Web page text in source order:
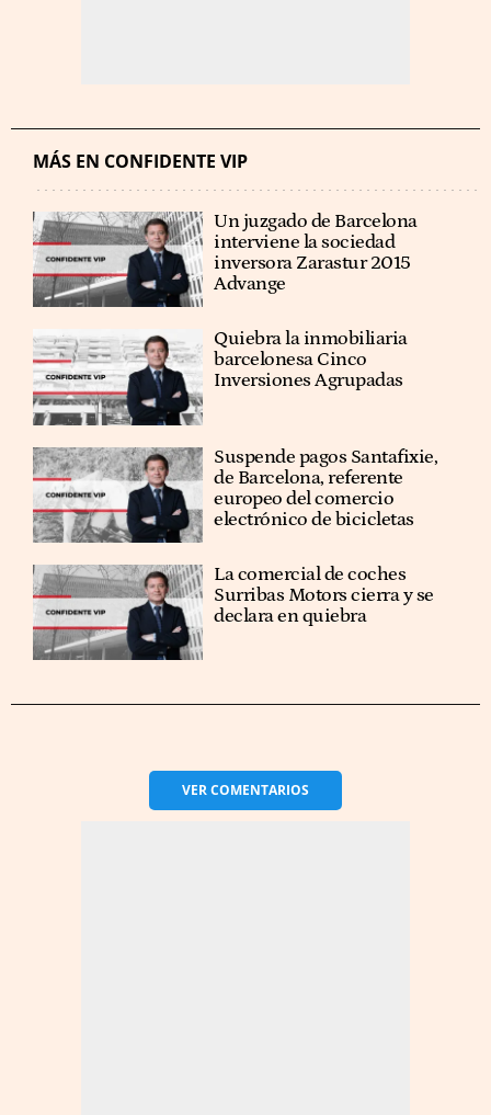
MÁS EN CONFIDENTE VIP
Un juzgado de Barcelona
interviene la sociedad
inversora Zarastur 2015
Advange
Quiebra la inmobiliaria
barcelonesa Cinco
Inversiones Agrupadas
Suspende pagos Santafixie,
de Barcelona, referente
europeo del comercio
electrónico de bicicletas
La comercial de coches
Surribas Motors cierra y se
declara en quiebra
VERCOMENTARIOS